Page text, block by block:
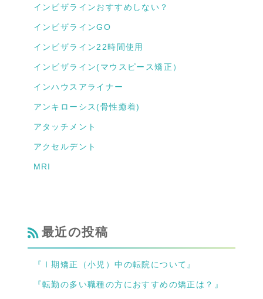
インビザラインおすすめしない？
インビザラインGO
インビザライン22時間使用
インビザライン(マウスピース矯正）
インハウスアライナー
アンキローシス(骨性癒着)
アタッチメント
アクセルデント
MRI
最近の投稿
『Ⅰ期矯正（小児）中の転院について』
『転勤の多い職種の方におすすめの矯正は？』